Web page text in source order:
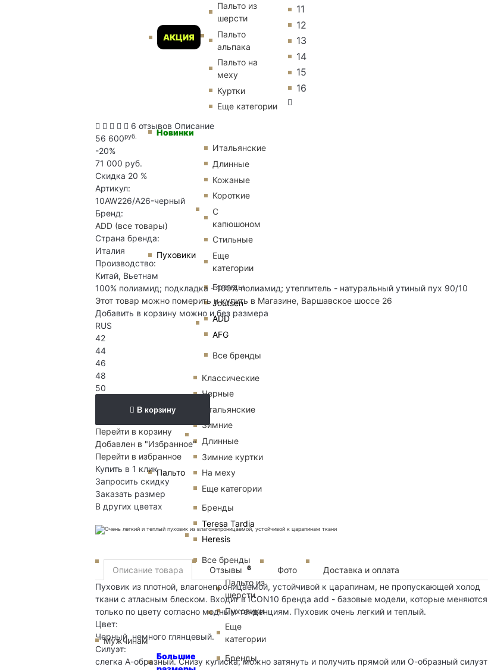
АКЦИЯ
Пальто из
шерсти
Пальто
альпака
Пальто на
меху
Куртки
Еще категории
Мужчинам
Новинки
Пуховики
Итальянские
Длинные
Кожаные
Короткие
С
капюшоном
Стильные
Еще
категории
Бренды
Joutsen
ADD
AFG
Все бренды
Пальто
Классические
Черные
Итальянские
Зимние
Длинные
Зимние куртки
На меху
Еще категории
Бренды
Teresa Tardia
Heresis
Все бренды
Большие
Пальто из
шерсти
Пуховики
Еще
категории
Бренды
11
12
13
14
15
16
6 отзывов Описание
56 600руб.
-20%
71 000 руб.
Скидка 20 %
Артикул:
10AW226/A26-черный
Бренд:
ADD (все товары)
Страна бренда:
Италия
Производство:
Китай, Вьетнам
100% полиамид; подкладка - 100% полиамид; утеплитель - натуральный утиный пух 90/10
Этот товар можно померить и купить в Магазине, Варшавское шоссе 26
Добавить в корзину можно и без размера
RUS
42
44
46
48
50
В корзину
Перейти в корзину
Добавлен в "Избранное"
Перейти в избранное
Купить в 1 клик
Запросить скидку
Заказать размер
В других цветах
Описание товара Отзывы 6 Фото
Доставка и оплата
Пуховик из плотной, влагонепроницаемой, устойчивой к царапинам, не пропускающей холод
ткани с атласным блеском. Входит в ICON10 бренда add - базовые модели, которые меняются
только по цвету согласно модным тенденциям. Пуховик очень легкий и теплый.
Цвет:
Черный, немного глянцевый.
Силуэт:
слегка А-образный. Снизу кулиска, можно затянуть и получить прямой или О-образный силуэт